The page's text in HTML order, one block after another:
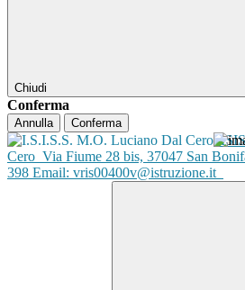
Chiudi
Conferma
Annulla Conferma
Cero Via Fiume 28 bis, 37047 San
398 Email: vris00400v@istruzione.it